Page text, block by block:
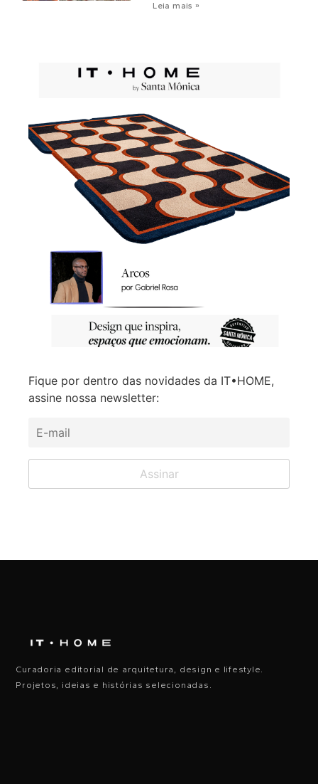
Leia mais »
Fique por dentro das novidades da IT•HOME,
assine nossa newsletter:
Curadoria editorial de arquitetura, design e lifestyle.
Projetos, ideias e histórias selecionadas.